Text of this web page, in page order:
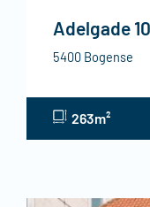
Adelgade
5400 Bogense
263m²